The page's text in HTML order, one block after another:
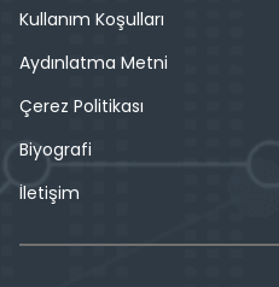
Kullanım Koşulları
Aydınlatma Metni
Çerez Politikası
Biyografi
İletişim